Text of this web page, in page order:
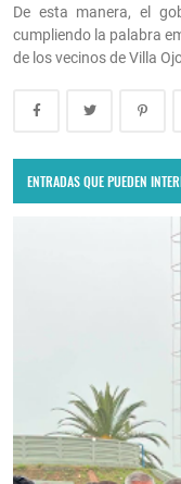
De esta manera, el
cumpliendo la palabra
de los vecinos de Villa
ENTRADAS QUE PUEDEN